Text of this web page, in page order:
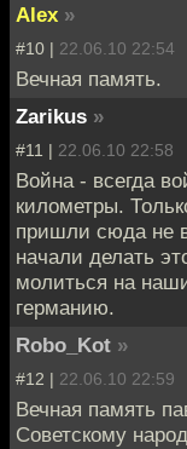
Alex »
#10 | 22.06.10 22:54
Вечная память.
Zarikus »
#11 | 22.06.10 22:58
Война - всегда
километры.
пришли сюда не
начали делать
молиться на
германию.
Robo_Kot »
#12 | 22.06.10 22:59
Вечная память
Советскому